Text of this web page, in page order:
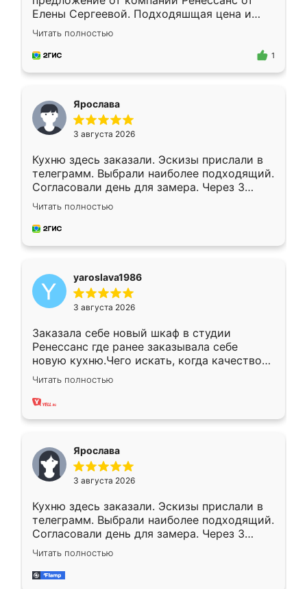
Елены Сергеевой. Подходяшщая цена и
короткие сроки изготовления. Приехавший
для замера сотрудник Владислав
предложил по моему эскизу самый
Читать полностью
1
Ярослава
3 августа 2026
Кухню здесь заказали. Эскизы прислали в
телеграмм. Выбрали наиболее подходящий.
Согласовали день для замера. Через 3
недели кухня была уже готова. Остались
довольны работой. Спасибо Ренессанс
мебель за качественную работу!
Читать полностью
yaroslava1986
3 августа 2026
Заказала себе новый шкаф в студии
Ренессанс где ранее заказывала себе
новую кухню.Чего искать, когда качеством
вполне довольна. Служит кухня уже почти
два года, нареканий нет.
Читать полностью
Ярослава
3 августа 2026
Кухню здесь заказали. Эскизы прислали в
телеграмм. Выбрали наиболее подходящий.
Согласовали день для замера. Через 3
недели кухня была уже готова. Остались
довольны работой. Спасибо Ренессанс
мебель за качественную работу!
Читать полностью